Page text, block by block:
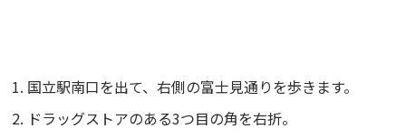
国立駅南口を出て、右側の富士見通りを歩きます。
ドラッグストアのある3つ目の角を右折。